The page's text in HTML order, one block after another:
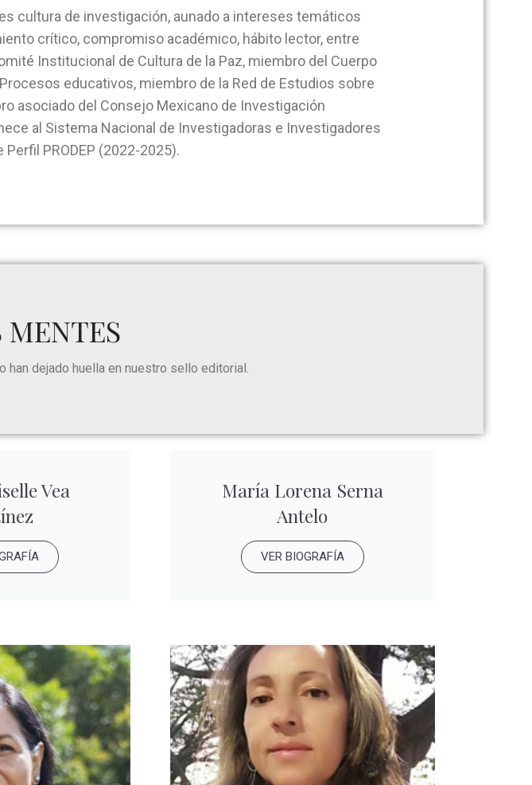
cultura de investigación, aunado a intereses temáticos
crítico, compromiso académico, hábito lector, entre
Institucional de Cultura de la Paz, miembro del Cuerpo
educativos, miembro de la Red de Estudios sobre
asociado del Consejo Mexicano de Investigación
al Sistema Nacional de Investigadoras e Investigadores
PRODEP (2022-2025).
MENTES
dejado huella en nuestro sello editorial.
Vea
María Lorena Serna
Antelo
VER BIOGRAFÍA